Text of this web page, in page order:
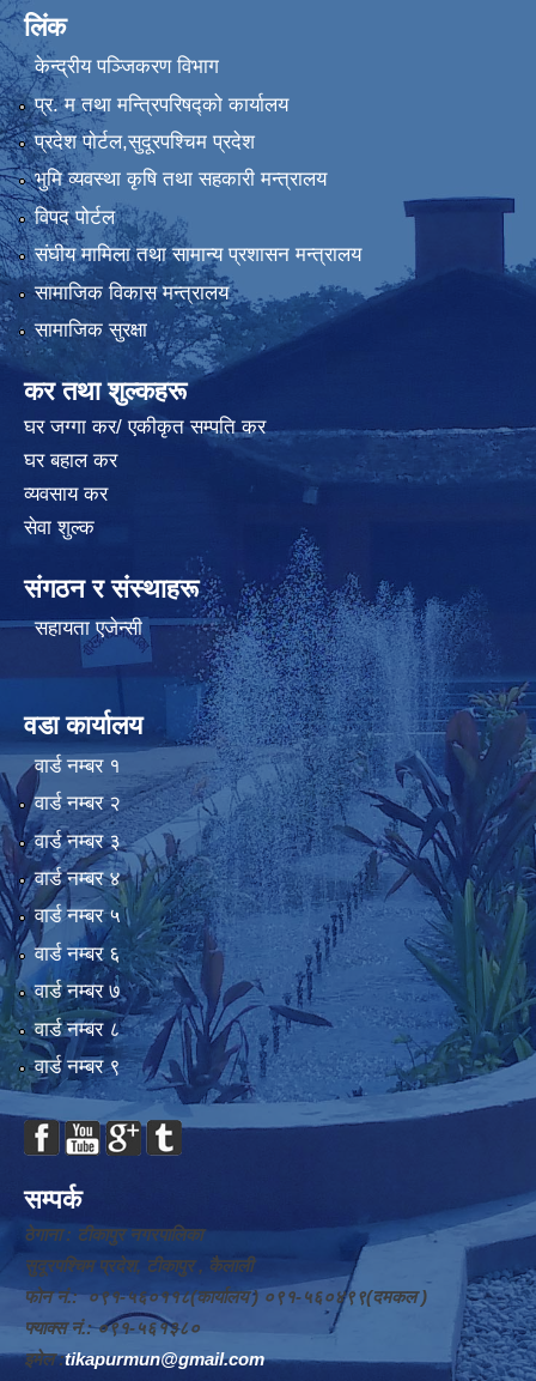
लिंक
केन्द्रीय पञ्जिकरण विभाग
प्र. म तथा मन्त्रिपरिषद्को कार्यालय
प्रदेश पाेर्टल,सुदूरपश्चिम प्रदेश
भुमि व्यवस्था कृषि तथा सहकारी मन्त्रालय
विपद पोर्टल
संघीय मामिला तथा सामान्य प्रशासन मन्त्रालय
सामाजिक विकास मन्त्रालय
सामाजिक सुरक्षा
कर तथा शुल्कहरू
घर जग्गा कर/ एकीकृत सम्पति कर
घर बहाल कर
व्यवसाय कर
सेवा शुल्क
संगठन र संस्थाहरू
सहायता एजेन्सी
वडा कार्यालय
वार्ड न‌म्बर १
वार्ड न‌म्बर २
वार्ड न‌म्बर ३
वार्ड न‌म्बर ४
वार्ड न‌म्बर ५
वार्ड न‌म्बर ६
वार्ड न‌म्बर ७
वार्ड न‌म्बर ८
वार्ड न‌म्बर ९
सम्पर्क
ठेगाना : टीकापुर नगरपालिका
सुदूरपश्चिम प्रदेश, टीकापुर , कैलाली
फोन नं.: ०९१-५६०११८(कार्यालय ) ०९१-५६०४९९(दमकल )
फ्याक्स नं.: ०९१-५६१३८०
इमेल :tikapurmun@gmail.com